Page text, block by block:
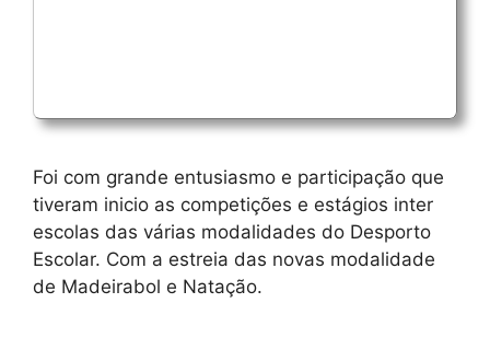
Foi com grande entusiasmo e participação que
tiveram inicio as competições e estágios inter
escolas das várias modalidades do Desporto
Escolar. Com a estreia das novas modalidade
de Madeirabol e Natação.